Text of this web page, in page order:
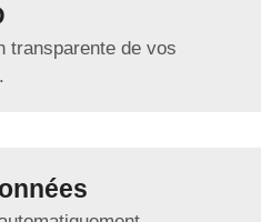
transparente de vos